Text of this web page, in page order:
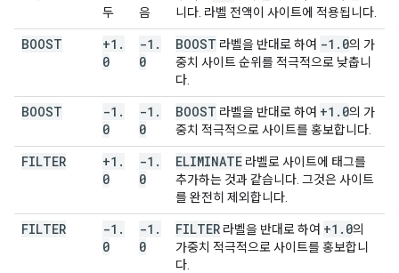
두
음
니다. 라벨 전액이 사이트에 적용됩니다.
BOOST +1 .
0
-1 .
0
BOOST 라벨을 반대로 하여 -1 . 0의 가
중치 사이트 순위를 적극적으로 낮춥니
다.
BOOST -1 .
0
-1 .
0
BOOST 라벨을 반대로 하여 +1 . 0의 가
중치 적극적으로 사이트를 홍보합니다.
FILTER +1 .
0
-1 .
0
ELIMINATE 라벨로 사이트에 태그를
추가하는 것과 같습니다. 그것은 사이트
를 완전히 제외합니다.
FILTER -1 .
0
-1 .
0
FILTER 라벨을 반대로 하여 +1 . 0의
가중치 적극적으로 사이트를 홍보합니
다.